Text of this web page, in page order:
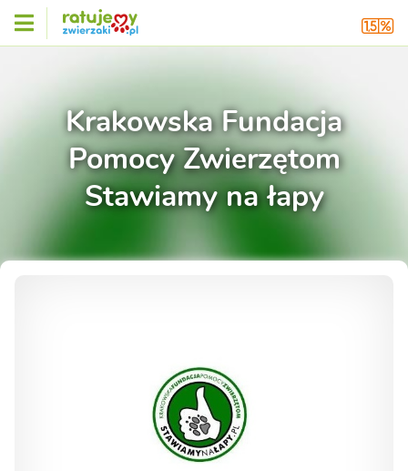
Krakowska Fundacja
Pomocy Zwierzętom
Stawiamy na łapy